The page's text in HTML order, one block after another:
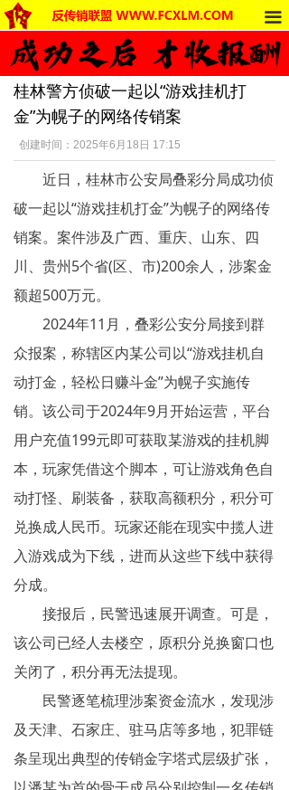
끀
首页
法律法规
反传销动态
受害者讲述
反传销杂谈
死人事件
传销的种类
南派传销
北派传销
精神传销
求助专区
大学生专栏
传销骗术
相关处罚
传销案例
违规直销
涉传公司
桂林警方侦破一起以“游戏挂机打
金”为幌子的网络传销案
创建时间： 2025年6月18日 17:15
近日，桂林市公安局叠彩分局成功侦
破一起以“游戏挂机打金”为幌子的网络传
销案。案件涉及广西、重庆、山东、四
川、贵州5个省(区、市)200余人，涉案金
额超500万元。
2024年11月，叠彩公安分局接到群
众报案，称辖区内某公司以“游戏挂机自
动打金，轻松日赚斗金”为幌子实施传
销。该公司于2024年9月开始运营，平台
用户充值199元即可获取某游戏的挂机脚
本，玩家凭借这个脚本，可让游戏角色自
动打怪、刷装备，获取高额积分，积分可
兑换成人民币。玩家还能在现实中揽人进
入游戏成为下线，进而从这些下线中获得
分成。
接报后，民警迅速展开调查。可是，
该公司已经人去楼空，原积分兑换窗口也
关闭了，积分再无法提现。
民警逐笔梳理涉案资金流水，发现涉
及天津、石家庄、驻马店等多地，犯罪链
条呈现出典型的传销金字塔式层级扩张，